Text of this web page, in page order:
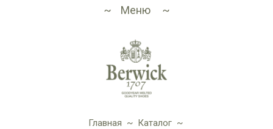
Меню
Главная ~ Каталог ~